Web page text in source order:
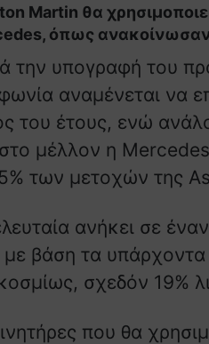
Martin θα
όπως ανακοίνωσαν
την υπογραφή του
αναμένεται να
του έτους, ενώ
μέλλον η
των μετοχών της
ανήκει σε
βάση τα υπάρχοντα
σχεδόν 19%
που θα